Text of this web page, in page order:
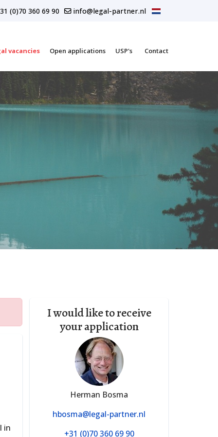
(0)70 360 69 90 info@legal-partner.nl
vacancies Open applications USP's Contact
in
I would like to receive
your application
Herman Bosma
hbosma@legal-partner.nl
+31 (0)70 360 69 90